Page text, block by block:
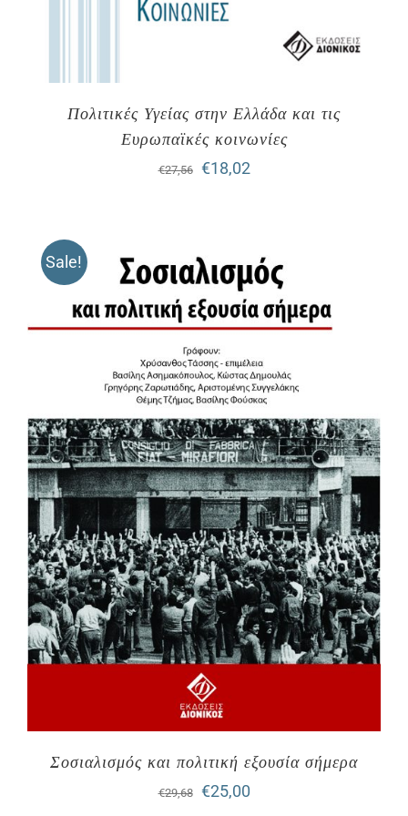
Πολιτικές Υγείας στην Ελλάδα και τις
Ευρωπαϊκές κοινωνίες
€27,56
Original
€27,56.
€18,02Η
είναι:
€18,02.
Sale!
Σοσιαλισμός και πολιτική εξουσία σήμερα
€29,68
Original
€25,00Η